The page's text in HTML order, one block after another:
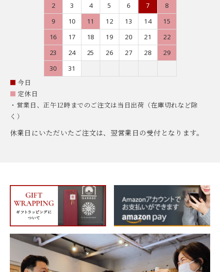
2
3 4 5 6 7
8
9
10 11 12 13 14
15
16
17 18 19 20 21
22
23
24 25 26 27 28
29
30
31
■ 今日
■ 定休日
・営業日、正午12時までのご注文は当日出荷（在庫切れなど除
く）
休業日にいただいたご注文は、翌営業日の受付となります。